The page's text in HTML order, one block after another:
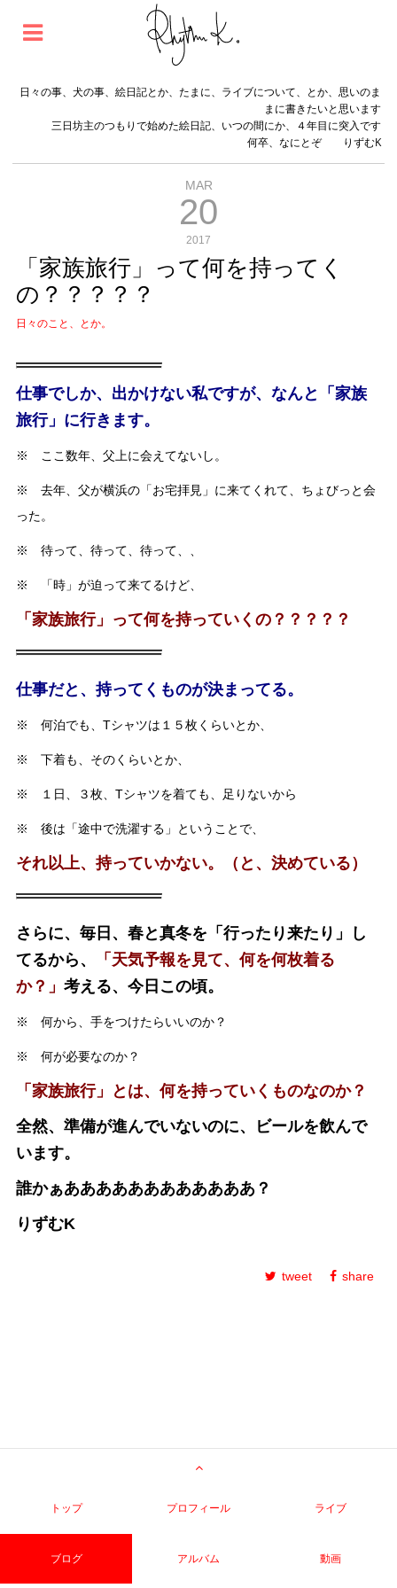
日々の事、犬の事、絵日記とか、たまに、ライブについて、とか、思いのま
まに書きたいと思います
三日坊主のつもりで始めた絵日記、いつの間にか、４年目に突入です
何卒、なにとぞ りずむK
MAR
20
2017
「家族旅行」って何を持ってく
の？？？？？
日々のこと、とか。
仕事でしか、出かけない私ですが、なんと「家族
旅行」に行きます。
※ ここ数年、父上に会えてないし。
※ 去年、父が横浜の「お宅拝見」に来てくれて、ちょびっと会
った。
※ 待って、待って、待って、、
※ 「時」が迫って来てるけど、
「家族旅行」って何を持っていくの？？？？？
仕事だと、持ってくものが決まってる。
※ 何泊でも、Tシャツは１５枚くらいとか、
※ 下着も、そのくらいとか、
※ １日、３枚、Tシャツを着ても、足りないから
※ 後は「途中で洗濯する」ということで、
それ以上、持っていかない。（と、決めている）
さらに、毎日、春と真冬を「行ったり来たり」し
てるから、
「天気予報を見て、何を何枚着る
か？」 考える、今日この頃。
※ 何から、手をつけたらいいのか？
※ 何が必要なのか？
「家族旅行」とは、何を持っていくものなのか？
全然、準備が進んでいないのに、ビールを飲んで
います。
誰かぁああああああああああああ？
りずむK
tweet share
トップ プロフィール ライブ
ブログ アルバム 動画